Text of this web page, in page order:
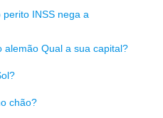
INSS nega a
alemão Qual a sua capital?
chão?